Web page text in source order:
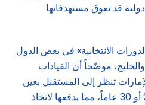
قد تعوق مستهدفاتها
الانتخابية» في بعض الدول
موضّحاً أن القيادات
تنظر إلى المستقبل بعين
المساءلة التي ستَحين بعد 20 أو 30 عاماً، مما يدفعها لاتخاذ